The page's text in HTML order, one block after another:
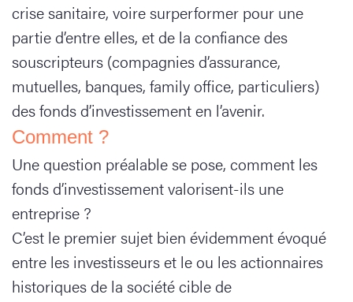
crise sanitaire, voire surperformer pour une
partie d’entre elles, et de la confiance des
souscripteurs (compagnies d’assurance,
mutuelles, banques, family office, particuliers)
des fonds d’investissement en l’avenir.
Comment ?
Une question préalable se pose, comment les
fonds d’investissement valorisent-ils une
entreprise ?
C’est le premier sujet bien évidemment évoqué
entre les investisseurs et le ou les actionnaires
historiques de la société cible de